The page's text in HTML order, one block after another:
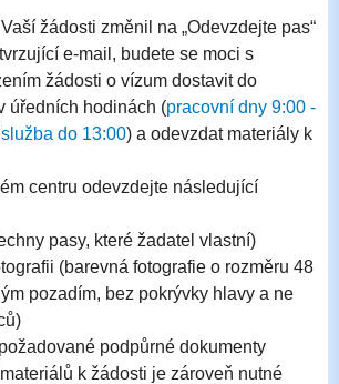
žádosti změnil na „Odevzdejte pas“
zující e-mail, budete se moci s
žádosti o vízum dostavit do
úředních hodinách (pracovní dny 9:00 -
do 13:00) a odevzdat materiály k
centru odevzdejte následující
pasy, které žadatel vlastní)
(barevná fotografie o rozměru 48
pozadím, bez pokrývky hlavy a ne
podpůrné dokumenty
k žádosti je zároveň nutné